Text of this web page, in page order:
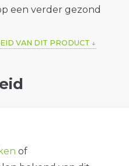
een verder gezond
VAN DIT PRODUCT
of